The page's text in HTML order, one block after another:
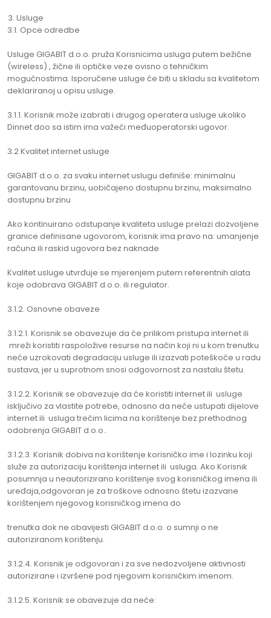
Usluge
3.1. Opce odredbe
Usluge GIGABIT d.o.o. pruža Korisnicima usluga putem bežične
(wireless) , žične ili optičke veze ovisno o tehničkim
mogućnostima. Isporučene usluge će biti u skladu sa kvalitetom
deklariranoj u opisu usluge.
3.1.1. Korisnik može izabrati i drugog operatera usluge ukoliko
Dinnet doo sa istim ima važeći međuoperatorski ugovor.
3.2 Kvalitet internet usluge
GIGABIT d.o.o. za svaku internet uslugu definiše: minimalnu
garantovanu brzinu, uobičajeno dostupnu brzinu, maksimalno
dostupnu brzinu
Ako kontinuirano odstupanje kvaliteta usluge prelazi dozvoljene
granice definisane ugovorom, korisnik ima pravo na: umanjenje
računa ili raskid ugovora bez naknade
Kvalitet usluge utvrđuje se mjerenjem putem referentnih alata
koje odobrava GIGABIT d.o.o. ili regulator.
3.1.2. Osnovne obaveze
3.1.2.1. Korisnik se obavezuje da će prilikom pristupa internet ili
mreži koristiti raspoložive resurse na način koji ni u kom trenutku
neće uzrokovati degradaciju usluge ili izazvati poteškoće u radu
sustava, jer u suprotnom snosi odgovornost za nastalu štetu.
3.1.2.2. Korisnik se obavezuje da će koristiti internet ili usluge
isključivo za vlastite potrebe, odnosno da neće ustupati dijelove
internet ili usluga trećim licima na korištenje bez prethodnog
odobrenja GIGABIT d.o.o..
3.1.2.3. Korisnik dobiva na korištenje korisničko ime i lozinku koji
služe za autorizaciju korištenja internet ili usluga. Ako Korisnik
posumnja u neautorizirano korištenje svog korisničkog imena ili
uređaja,odgovoran je za troškove odnosno štetu izazvane
korištenjem njegovog korisničkog imena do
trenutka dok ne obavijesti GIGABIT d.o.o. o sumnji o ne
autoriziranom korištenju.
3.1.2.4. Korisnik je odgovoran i za sve nedozvoljene aktivnosti
autorizirane i izvršene pod njegovim korisničkim imenom.
3.1.2.5. Korisnik se obavezuje da neće: